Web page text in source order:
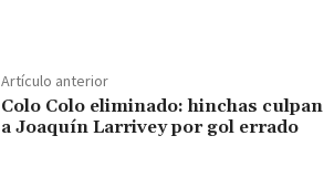
Artículo anterior
Colo Colo eliminado: hinchas culpan
a Joaquín Larrivey por gol errado